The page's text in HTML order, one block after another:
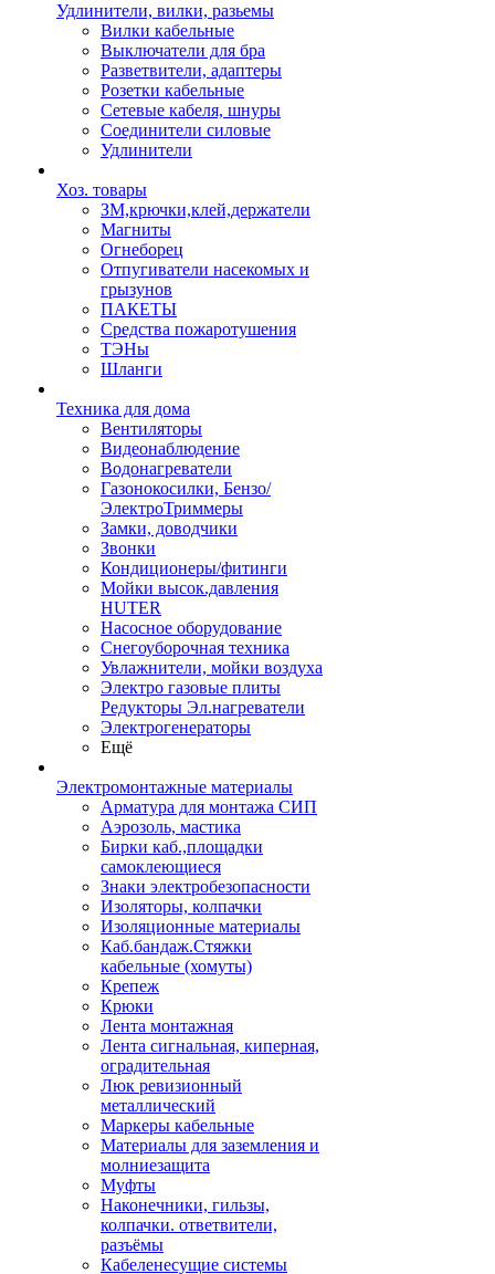
Удлинители, вилки, разьемы
Вилки кабельные
Выключатели для бра
Разветвители, адаптеры
Розетки кабельные
Сетевые кабеля, шнуры
Соединители силовые
Удлинители
Хоз. товары
ЗМ,крючки,клей,держатели
Магниты
Огнеборец
Отпугиватели насекомых и
грызунов
ПАКЕТЫ
Средства пожаротушения
ТЭНы
Шланги
Техника для дома
Вентиляторы
Видеонаблюдение
Водонагреватели
Газонокосилки, Бензо/
ЭлектроТриммеры
Замки, доводчики
Звонки
Кондиционеры/фитинги
Мойки высок.давления
HUTER
Насосное оборудование
Снегоуборочная техника
Увлажнители, мойки воздуха
Электро газовые плиты
Редукторы Эл.нагреватели
Электрогенераторы
Ещё
Электромонтажные материалы
Арматура для монтажа СИП
Аэрозоль, мастика
Бирки каб.,площадки
самоклеющиеся
Знаки электробезопасности
Изоляторы, колпачки
Изоляционные материалы
Каб.бандаж.Стяжки
кабельные (хомуты)
Крепеж
Крюки
Лента монтажная
Лента сигнальная, киперная,
оградительная
Люк ревизионный
металлический
Маркеры кабельные
Материалы для заземления и
молниезащита
Муфты
Наконечники, гильзы,
колпачки. ответвители,
разъёмы
Кабеленесущие системы